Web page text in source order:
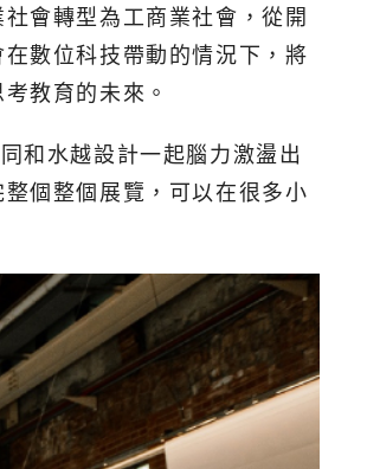
會轉型為工商業社會，從開
數位科技帶動的情況下，將
教育的未來。
和水越設計一起腦力激盪出
個整個展覽，可以在很多小